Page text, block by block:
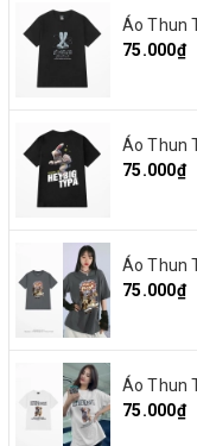
75.000₫
75.000₫
75.000₫
75.000₫